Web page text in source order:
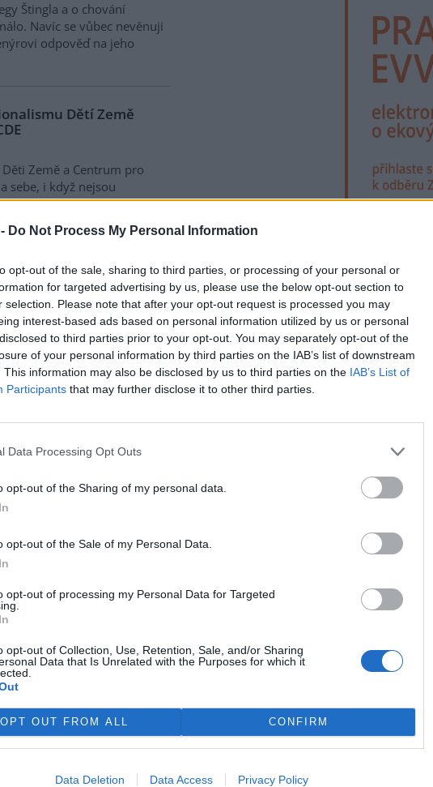
Do Not Process My Personal Information
opt-out of the sale, sharing to third parties, or processing of your personal or
for targeted advertising by us, please use the below opt-out section to
selection. Please note that after your opt-out request is processed you may
interest-based ads based on personal information utilized by us or personal
to third parties prior to your opt-out. You may separately opt-out of the
of your personal information by third parties on the IAB’s list of downstream
This information may also be disclosed by us to third parties on the IAB’s List of
Participants that may further disclose it to other third parties.
Data Processing Opt Outs
opt-out of the Sharing of my personal data.
opt-out of the Sale of my Personal Data.
opt-out of processing my Personal Data for Targeted
opt-out of Collection, Use, Retention, Sale, and/or Sharing
Data that Is Unrelated with the Purposes for which it
OPT OUT FROM ALL CONFIRM
Data Deletion Data Access Privacy Policy
Štingla a o chování
Navíc se vůbec nevěnuji
odpověď na jeho
Dětí Země
Země a Centrum pro
sebe, i když nejsou
"EIA - posuzování
zákona dává prostor
oprávněných zájmů
svých nebo jiných subjektů,
a ŽP příliš společného.
jediný případ, že
pouze ochranu životního
vyjádření k těžbě
jak vyvrátit údajné
přece zveřejnit na
orgánů a obcí k těžbě
kterých se píše v Ekolistu.
devastaci Chráněné
zástupce firmy
EIA na Velkolom
záměr těžaře navýšit
nevěděl, žeAgentura
Ekoauditu
nesouhlas s navýšením
"Zvýší se těžba v